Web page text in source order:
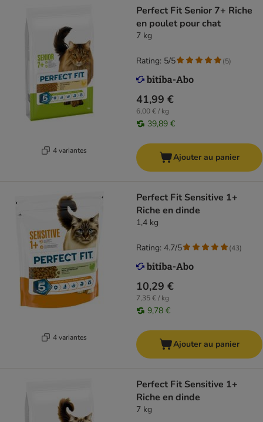
4 variantes
Perfect Fit Senior 7+ Riche
en poulet pour chat
7 kg
41,99 €
6,00 € / kg
39,89 €
Rating: 5/5 (5)
Ajouter au panier
4 variantes
Perfect Fit Sensitive 1+
Riche en dinde
1,4 kg
10,29 €
7,35 € / kg
9,78 €
Rating: 4.7/5 (43)
Ajouter au panier
Perfect Fit Sensitive 1+
Riche en dinde
7 kg